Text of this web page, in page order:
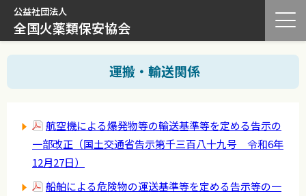
公益社団法人
全国火薬類保安協会
運搬・輸送関係
航空機による爆発物等の輸送基準等を定める告示の
一部改正（国土交通省告示第千三百八十九号 令和6年
12月27日）
船舶による危険物の運送基準等を定める告示等の一